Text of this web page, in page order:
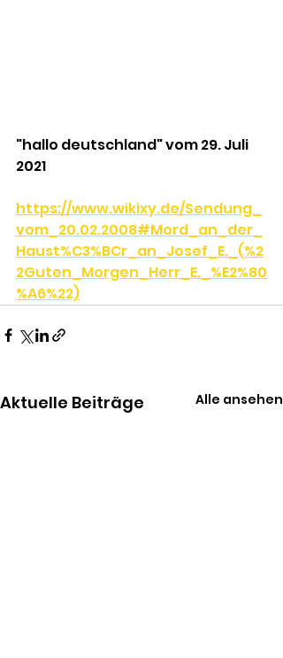
"hallo deutschland" vom 29. Juli
2021
https://www.wikixy.de/Sendung_
vom_20.02.2008#Mord_an_der_
Haust%C3%BCr_an_Josef_E._(%2
2Guten_Morgen_Herr_E._%E2%80
%A6%22)
Aktuelle Beiträge Alle ansehen